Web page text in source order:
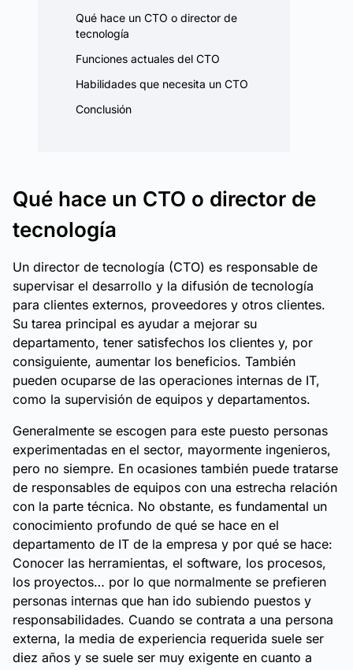
Qué hace un CTO o director de
tecnología
Funciones actuales del CTO
Habilidades que necesita un CTO
Conclusión
Qué hace un CTO o director de
tecnología
Un director de tecnología (CTO) es responsable de
supervisar el desarrollo y la difusión de tecnología
para clientes externos, proveedores y otros clientes.
Su tarea principal es ayudar a mejorar su
departamento, tener satisfechos los clientes y, por
consiguiente, aumentar los beneficios. También
pueden ocuparse de las operaciones internas de IT,
como la supervisión de equipos y departamentos.
Generalmente se escogen para este puesto personas
experimentadas en el sector, mayormente ingenieros,
pero no siempre. En ocasiones también puede tratarse
de responsables de equipos con una estrecha relación
con la parte técnica. No obstante, es fundamental un
conocimiento profundo de qué se hace en el
departamento de IT de la empresa y por qué se hace:
Conocer las herramientas, el software, los procesos,
los proyectos… por lo que normalmente se prefieren
personas internas que han ido subiendo puestos y
responsabilidades. Cuando se contrata a una persona
externa, la media de experiencia requerida suele ser
diez años y se suele ser muy exigente en cuanto a